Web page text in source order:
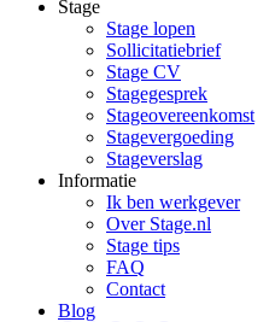
Stage
Stage lopen
Sollicitatiebrief
Stage CV
Stagegesprek
Stageovereenkomst
Stagevergoeding
Stageverslag
Informatie
Ik ben werkgever
Over Stage.nl
Stage tips
FAQ
Contact
Blog